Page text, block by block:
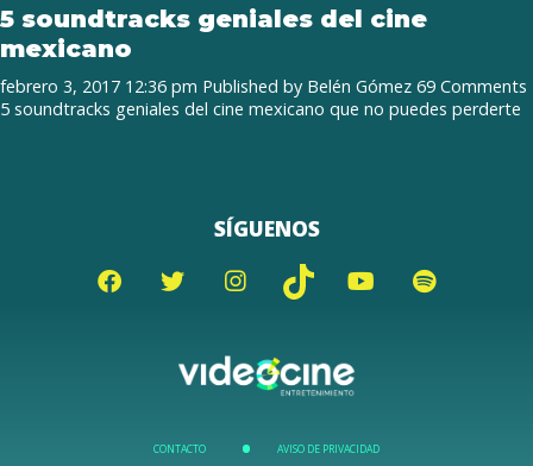
5 soundtracks geniales del cine
mexicano
febrero 3, 2017 12:36 pm Published by Belén Gómez 69 Comments
5 soundtracks geniales del cine mexicano que no puedes perderte
SÍGUENOS
CONTACTO AVISO DE PRIVACIDAD